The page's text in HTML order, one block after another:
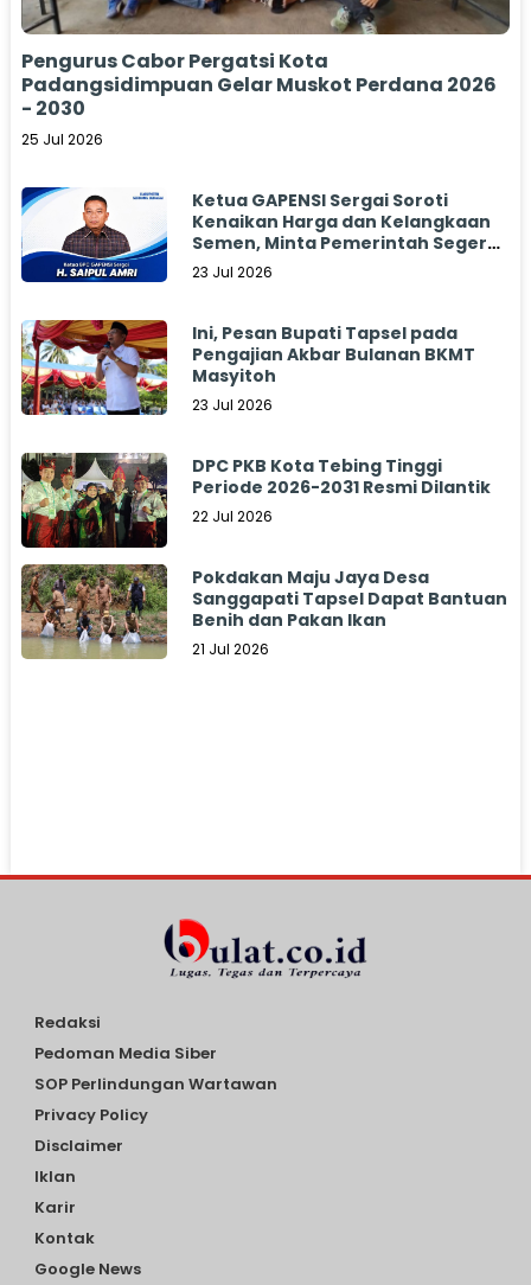
Pengurus Cabor Pergatsi Kota
Padangsidimpuan Gelar Muskot Perdana 2026
- 2030
25 Jul 2026
Ketua GAPENSI Sergai Soroti
Kenaikan Harga dan Kelangkaan
Semen, Minta Pemerintah Segera
Bertindak
23 Jul 2026
Ini, Pesan Bupati Tapsel pada
Pengajian Akbar Bulanan BKMT
Masyitoh
23 Jul 2026
DPC PKB Kota Tebing Tinggi
Periode 2026-2031 Resmi Dilantik
22 Jul 2026
Pokdakan Maju Jaya Desa
Sanggapati Tapsel Dapat Bantuan
Benih dan Pakan Ikan
21 Jul 2026
Redaksi
Pedoman Media Siber
SOP Perlindungan Wartawan
Privacy Policy
Disclaimer
Iklan
Karir
Kontak
Google News